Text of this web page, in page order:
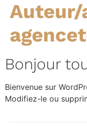
Bonjour
Bienvenue sur
Modifiez-le ou